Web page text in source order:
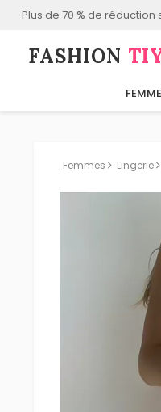
Plus de 70 % de
FASHION⁠
Femmes Lingerie